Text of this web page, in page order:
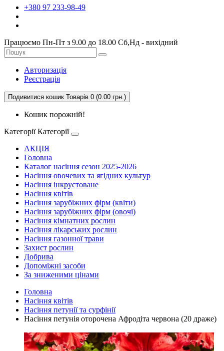
+380 97 233-98-49
Працюємо Пн-Пт з 9.00 до 18.00 Сб,Нд - вихідний
Авторизація
Реєстрація
Подивитися кошик Товарів 0 (0.00 грн.)
Кошик порожній!
Категорії Категорії
АКЦІЯ
Головна
Каталог насіння сезон 2025-2026
Насіння овочевих та ягідних культур
Насіння інкрустоване
Насіння квітів
Насіння зарубіжних фірм (квіти)
Насіння зарубіжних фірм (овочі)
Насіння кімнатних рослин
Насіння лікарських рослин
Насіння газонної трави
Захист рослин
Добрива
Допоміжні засоби
За зниженими цінами
Головна
Насіння квітів
Насіння петунії та сурфінії
Насіння петунія оторочена Афродіта червона (20 драже)